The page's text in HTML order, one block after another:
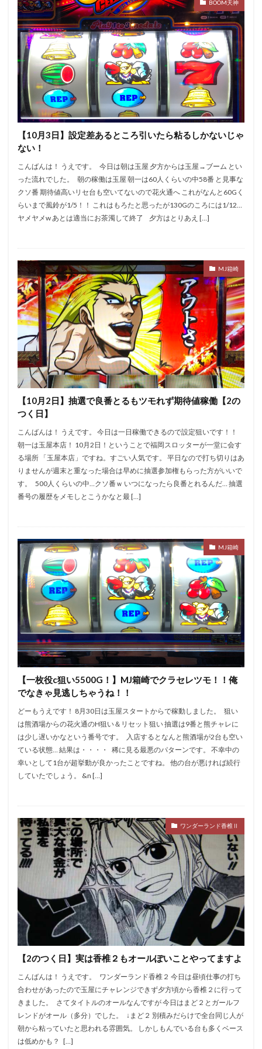
BOOM天神
【10月3日】設定差あるところ引いたら粘るしかないじゃ
ない！
こんばんは！ うえです。 今日は朝は玉屋 夕方からは玉屋→ブーム とい
った流れでした。 朝の稼働は玉屋 朝一は60人くらいの中58番 と見事な
クソ番 期待値高いリセ台も空いてないので花火通へ これがなんと60Gく
らいまで風鈴が1/5！！ これはもろたと思ったが130Gのころには1/12…
ヤメヤメw あとは適当にお茶濁して終了 夕方はとりあえ […]
MJ箱崎
【10月2日】抽選で良番とるもツモれず期待値稼働【2の
つく日】
こんばんは！ うえです。 今日は一日稼働できるので設定狙いです！！
朝一は玉屋本店！ 10月2日！ということで福岡スロッターが一堂に会す
る場所 「玉屋本店」ですね。すごい人気です。 平日なので打ち切りはあ
りませんが週末と重なった場合は早めに抽選参加権もらった方がいいで
す。 500人くらいの中…クソ番ｗ いつになったら良番とれるんだ… 抽選
番号の履歴をメモしとこうかなと最 […]
MJ箱崎
【一枚役c狙い5500G！】MJ箱崎でクラセレツモ！！俺
でなきゃ見逃しちゃうね！！
どーもうえです！ 8月30日は玉屋スタートからで稼動しました。 狙い
は熊酒場からの花火通のH狙い＆リセット狙い 抽選は9番と熊チャレに
は少し遅いかなという番号です。 入店するとなんと熊酒場が2台も空い
ている状態… 結果は・・・・ 稀に見る最悪のパターンです。 不幸中の
幸いとして1台が超挙動が良かったことですね。 他の台が悪ければ続行
していたでしょう。 &n […]
ワンダーランド香椎Ⅱ
【2のつく日】実は香椎２もオールぽいことやってますよ
こんばんは！ うえです。 ワンダーランド香椎２ 今日は昼頃仕事の打ち
合わせがあったので玉屋にチャレンジできず夕方頃から香椎２に行って
きました。 さてタイトルのオールなんですが 今日はまど２とガールフ
レンドがオール（多分）でした。 ↓まど２ 別積みだらけで全台同じ人が
朝から粘っていたと思われる雰囲気。 しかしもんでいる台も多くベース
は低めかも？ […]